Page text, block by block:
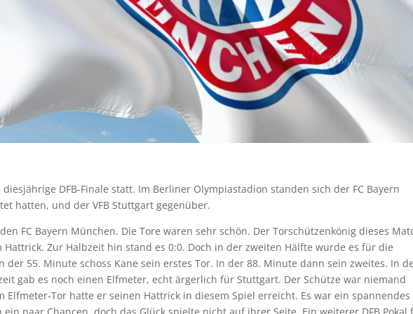
DFB-Finale statt. Im Berliner Olympiastadion standen sich der FC Bayern
hatten, und der VFB Stuttgart gegenüber.
FC Bayern München. Die Tore waren sehr schön. Der Torschützenkönig dieses
Hattrick. Zur Halbzeit hin stand es 0:0. Doch in der zweiten Hälfte wurde es für die
55. Minute schoss Kane sein erstes Tor. In der 88. Minute dann sein zweites. In
gab es noch einen Elfmeter, echt ärgerlich für Stuttgart. Der Schütze war niemand
Elfmeter-Tor hatte er seinen Hattrick in diesem Spiel erreicht. Es war ein spannendes
paar Chancen, doch das Glück spielte nicht auf ihrer Seite. Ein weiterer DFB Pokal